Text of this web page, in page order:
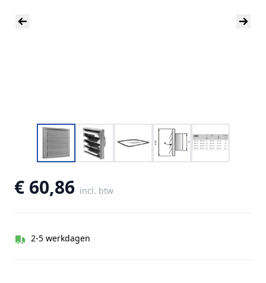
€ 60,86 incl. btw
2-5 werkdagen